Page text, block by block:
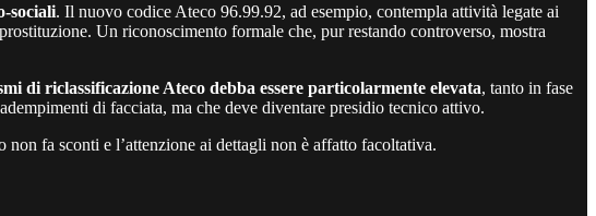
sociali. Il nuovo codice Ateco 96.99.92, ad esempio, contempla attività legate ai
Un riconoscimento formale che, pur restando controverso, mostra
di riclassificazione Ateco debba essere particolarmente elevata, tanto in fase
di facciata, ma che deve diventare presidio tecnico attivo.
fa sconti e l’attenzione ai dettagli non è affatto facoltativa.